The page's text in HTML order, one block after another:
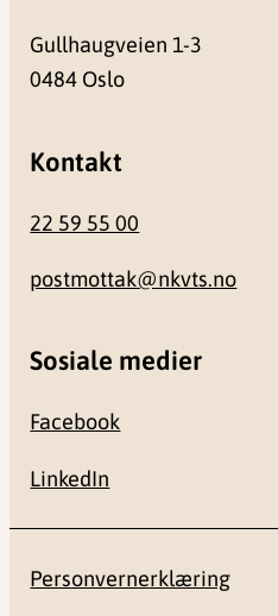
Gullhaugveien 1-3
0484 Oslo
Kontakt
22 59 55 00
postmottak@nkvts.no
Sosiale medier
Facebook
LinkedIn
Personvernerklæring